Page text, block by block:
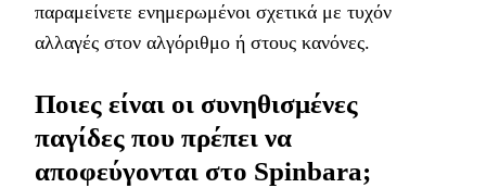
παραμείνετε ενημερωμένοι σχετικά με τυχόν
αλλαγές στον αλγόριθμο ή στους κανόνες.
Ποιες είναι οι συνηθισμένες
παγίδες που πρέπει να
αποφεύγονται στο Spinbara;